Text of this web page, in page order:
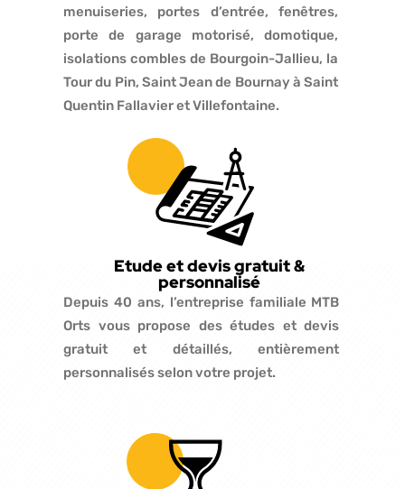
menuiseries, portes d’entrée, fenêtres,
porte de garage motorisé, domotique,
isolations combles de Bourgoin-Jallieu, la
Tour du Pin, Saint Jean de Bournay à Saint
Quentin Fallavier et Villefontaine.
Etude et devis gratuit &
personnalisé
Depuis 40 ans, l’entreprise familiale MTB
Orts vous propose des études et devis
gratuit et détaillés, entièrement
personnalisés selon votre projet.